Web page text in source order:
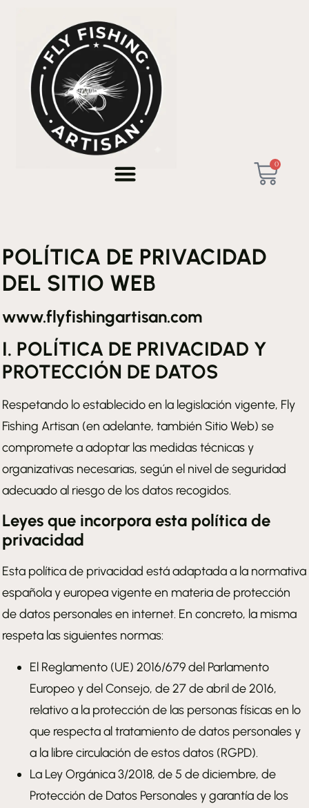
0
Privacy policy
POLÍTICA DE PRIVACIDAD
DEL SITIO WEB
www.flyfishingartisan.com
I. POLÍTICA DE PRIVACIDAD Y
PROTECCIÓN DE DATOS
Respetando lo establecido en la legislación vigente, Fly
Fishing Artisan (en adelante, también Sitio Web) se
compromete a adoptar las medidas técnicas y
organizativas necesarias, según el nivel de seguridad
adecuado al riesgo de los datos recogidos.
Leyes que incorpora esta política de
privacidad
Esta política de privacidad está adaptada a la normativa
española y europea vigente en materia de protección
de datos personales en internet. En concreto, la misma
respeta las siguientes normas:
El Reglamento (UE) 2016/679 del Parlamento
Europeo y del Consejo, de 27 de abril de 2016,
relativo a la protección de las personas físicas en lo
que respecta al tratamiento de datos personales y
a la libre circulación de estos datos (RGPD).
La Ley Orgánica 3/2018, de 5 de diciembre, de
Protección de Datos Personales y garantía de los